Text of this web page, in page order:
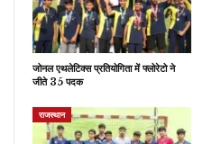
जोनल एथलेटिक्स प्रतियोगिता में फ्लोरेटो ने
जीते 35 पदक
राजस्थान